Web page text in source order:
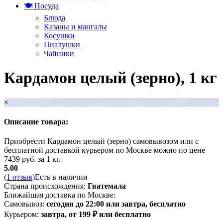
🍽️ Посуда
Блюда
Казаны и мангалы
Косушки
Пиалушки
Чайники
Кардамон целый (зерно), 1 кг
×
Описание товара:
Приобрести Кардамон целый (зерно) самовывозом или с
бесплатной доставкой курьером по Москве можно по цене
7439 руб. за 1 кг.
5.00
(1 отзыв)Есть в наличии
Страна происхождения: Гватемала
Ближайшая доставка по Москве:
Самовывоз: сегодня до 22:00 или завтра, бесплатно
Курьером: завтра, от 199 ₽ или бесплатно